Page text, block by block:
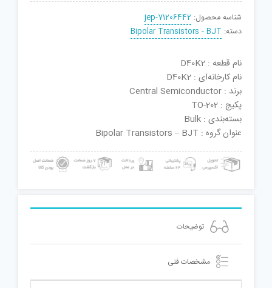
شناسه محصول: jep-71206442
دسته: Bipolar Transistors - BJT
نام قطعه : D40K2
نام کارخانه‌ای : D40K2
برند : Central Semiconductor
پکیج : TO-202
بسته‌بندی : Bulk
عنوان گروه : Bipolar Transistors – BJT
توضیحات
مشخصات فنی